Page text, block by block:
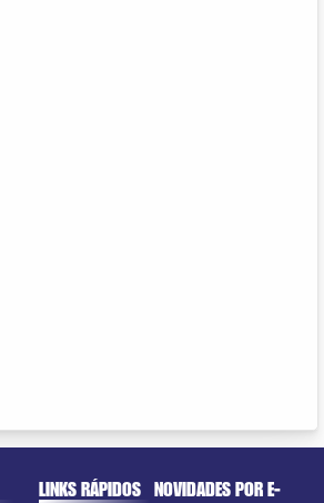
LINKS RÁPIDOS NOVIDADES POR E-